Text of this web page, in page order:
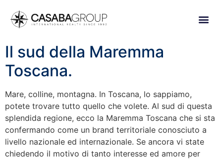
Il sud della Maremma
Toscana.
Mare, colline, montagna. In Toscana, lo sappiamo,
potete trovare tutto quello che volete. Al sud di questa
splendida regione, ecco la Maremma Toscana che si sta
confermando come un brand territoriale conosciuto a
livello nazionale ed internazionale. Se ancora vi state
chiedendo il motivo di tanto interesse ed amore per